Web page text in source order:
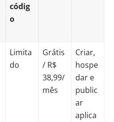
códig
o
Limita
do
Grátis
/ R$
38,99/
mês
Criar,
hospe
dar e
public
ar
aplica